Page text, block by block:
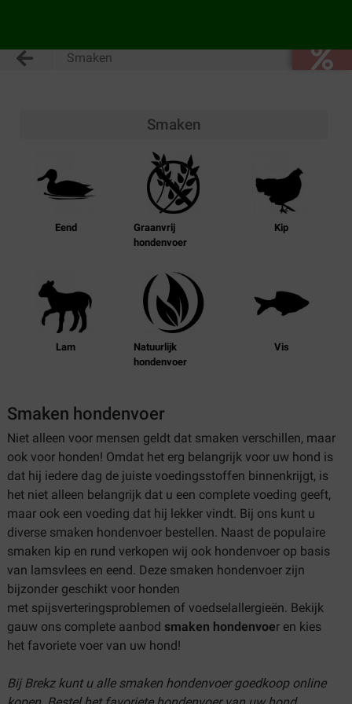
Smaken
Smaken
Eend
Graanvrij
hondenvoer
Kip
Lam
Natuurlijk
hondenvoer
Vis
Smaken hondenvoer
Niet alleen voor mensen geldt dat smaken verschillen, maar
ook voor honden! Omdat het erg belangrijk voor uw hond is
dat hij iedere dag de juiste voedingsstoffen binnenkrijgt, is
het niet alleen belangrijk dat u een complete voeding geeft,
maar ook een voeding dat hij lekker vindt. Bij ons kunt u
diverse smaken hondenvoer bestellen. Naast de populaire
smaken kip en rund verkopen wij ook hondenvoer op basis
van lamsvlees en eend. Deze smaken hondenvoer zijn
bijzonder geschikt voor honden
met spijsverteringsproblemen of voedselallergieën. Bekijk
gauw ons complete aanbod smaken hondenvoer en kies
het favoriete voer van uw hond!
Bij Brekz kunt u alle smaken hondenvoer goedkoop online